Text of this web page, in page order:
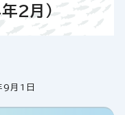
2月）
月1日